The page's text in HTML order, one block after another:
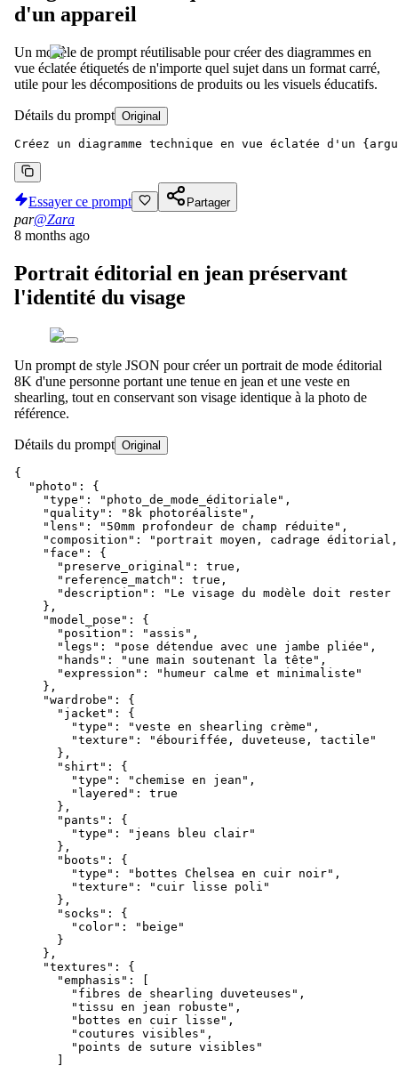
d'un appareil
Un modèle de prompt réutilisable pour créer des diagrammes en
vue éclatée étiquetés de n'importe quel sujet dans un format carré,
utile pour les décompositions de produits ou les visuels éducatifs.
Détails du prompt Original
Créez un diagramme technique en vue éclatée d'un
Essayer ce prompt Partager
par@Zara
8 months ago
Portrait éditorial en jean préservant
l'identité du visage
Un prompt de style JSON pour créer un portrait de mode éditorial
8K d'une personne portant une tenue en jean et une veste en
shearling, tout en conservant son visage identique à la photo de
référence.
Détails du prompt Original
{
  "photo": {
    "type": "photo_de_mode_éditoriale",
    "quality": "8k photoréaliste",
    "lens": "50mm profondeur de champ réduite",
"composition": "portrait moyen, cadrage
    "face": {
      "preserve_original": true,
      "reference_match": true,
"description": "Le visage du modèle doit
    },
    "model_pose": {
      "position": "assis",
      "legs": "pose détendue avec une jambe pliée",
      "hands": "une main soutenant la tête",
      "expression": "humeur calme et minimaliste"
    },
    "wardrobe": {
      "jacket": {
        "type": "veste en shearling crème",
        "texture": "ébouriffée, duveteuse, tactile"
      },
      "shirt": {
        "type": "chemise en jean",
        "layered": true
      },
      "pants": {
        "type": "jeans bleu clair"
      },
      "boots": {
        "type": "bottes Chelsea en cuir noir",
        "texture": "cuir lisse poli"
      },
      "socks": {
        "color": "beige"
      }
    },
    "textures": {
      "emphasis": [
        "fibres de shearling duveteuses",
        "tissu en jean robuste",
        "bottes en cuir lisse",
        "coutures visibles",
        "points de suture visibles"